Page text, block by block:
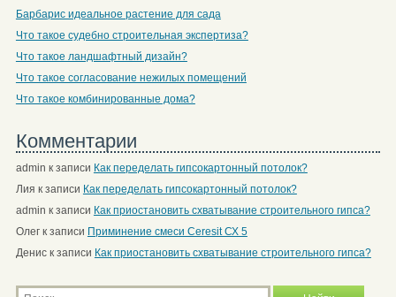
Барбарис идеальное растение для сада
Что такое судебно строительная экспертиза?
Что такое ландшафтный дизайн?
Что такое согласование нежилых помещений
Что такое комбинированные дома?
Комментарии
admin к записи Как переделать гипсокартонный потолок?
Лия к записи Как переделать гипсокартонный потолок?
admin к записи Как приостановить схватывание строительного гипса?
Олегк записи Приминение смеси Ceresit СХ 5
Дениск записи Как приостановить схватывание строительного гипса?